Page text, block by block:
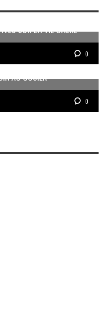
SUR LA VIE CHÈRE
0
AU GOSIER
0